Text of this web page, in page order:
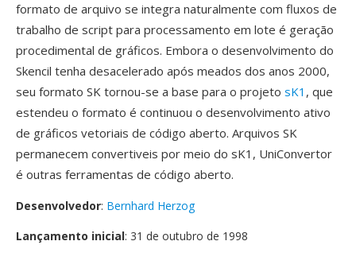
formato de arquivo se integra naturalmente com fluxos de
trabalho de script para processamento em lote é geração
procedimental de gráficos. Embora o desenvolvimento do
Skencil tenha desacelerado após meados dos anos 2000,
seu formato SK tornou-se a base para o projeto sK1 , que
estendeu o formato é continuou o desenvolvimento ativo
de gráficos vetoriais de código aberto. Arquivos SK
permanecem convertiveis por meio do sK1, UniConvertor
é outras ferramentas de código aberto.
Desenvolvedor: Bernhard Herzog
Lançamento inicial: 31 de outubro de 1998